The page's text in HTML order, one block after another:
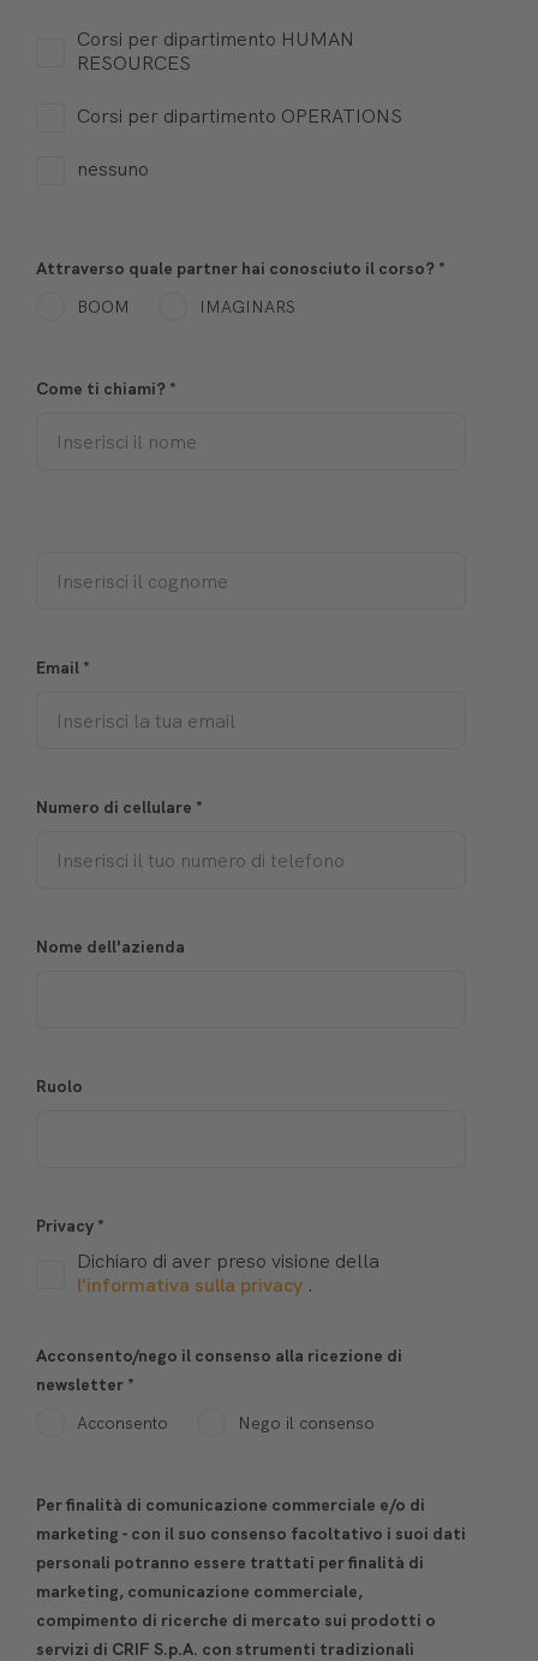
Corsi per dipartimento HUMAN
RESOURCES
Corsi per dipartimento OPERATIONS
nessuno
Attraverso quale partner hai conosciuto il corso? *
BOOM
IMAGINARS
Come ti chiami? *
Email *
Numero di cellulare *
Nome dell'azienda
Ruolo
Privacy *
Dichiaro di aver preso visione della
l'informativa sulla privacy .
Acconsento/nego il consenso alla ricezione di
newsletter *
Acconsento
Nego il consenso
Per finalità di comunicazione commerciale e/o di
marketing - con il suo consenso facoltativo i suoi dati
personali potranno essere trattati per finalità di
marketing, comunicazione commerciale,
compimento di ricerche di mercato sui prodotti o
servizi di CRIF S.p.A. con strumenti tradizionali